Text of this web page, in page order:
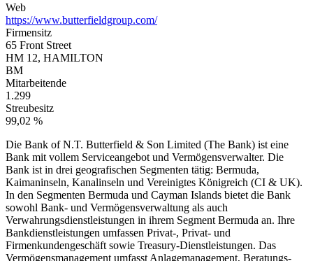
Web
https://www.butterfieldgroup.com/
Firmensitz
65 Front Street
HM 12, HAMILTON
BM
Mitarbeitende
1.299
Streubesitz
99,02 %
Die Bank of N.T. Butterfield & Son Limited (The Bank) ist eine
Bank mit vollem Serviceangebot und Vermögensverwalter. Die
Bank ist in drei geografischen Segmenten tätig: Bermuda,
Kaimaninseln, Kanalinseln und Vereinigtes Königreich (CI & UK).
In den Segmenten Bermuda und Cayman Islands bietet die Bank
sowohl Bank- und Vermögensverwaltung als auch
Verwahrungsdienstleistungen in ihrem Segment Bermuda an. Ihre
Bankdienstleistungen umfassen Privat-, Privat- und
Firmenkundengeschäft sowie Treasury-Dienstleistungen. Das
Vermögensmanagement umfasst Anlagemanagement, Beratungs-